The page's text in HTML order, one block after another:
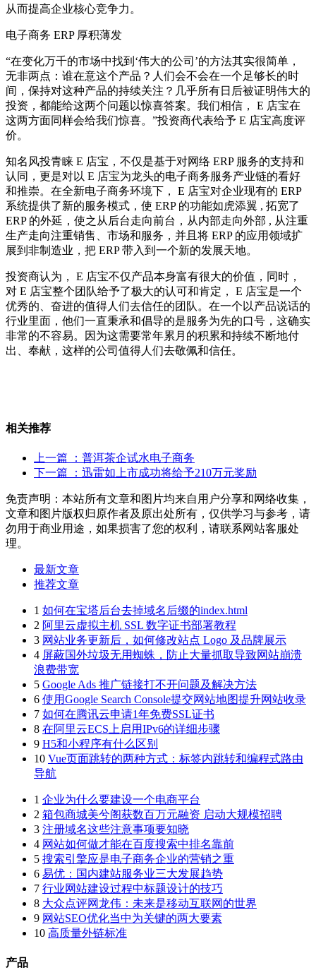
从而提高企业核心竞争力。
电子商务 ERP 厚积薄发
“在变化万千的市场中找到‘伟大的公司’的方法其实很简单，
无非两点：谁在意这个产品？人们会不会在一个足够长的时
间，保持对这种产品的持续关注？几乎所有日后被证明伟大的
投资，都能给这两个问题以惊喜答案。我们相信， E 店宝在
这两方面同样会给我们惊喜。”投资商代表给予 E 店宝高度评
价。
知名风投青睐 E 店宝，不仅是基于对网络 ERP 服务的支持和
认同，更是对以 E 店宝为龙头的电子商务服务产业链的看好
和推崇。在全新电子商务环境下， E 店宝对企业现有的 ERP
系统提供了新的服务模式，使 ERP 的功能如虎添翼 , 拓宽了
ERP 的外延，使之从后台走向前台，从内部走向外部 , 从注重
生产走向注重销售、市场和服务，并且将 ERP 的应用领域扩
展到非制造业，把 ERP 带入到一个新的发展天地。
投资商认为， E 店宝不仅产品本身富有很大的价值，同时，
对 E 店宝整个团队给予了极大的认可和肯定， E 店宝是一个
优秀的、奋进的值得人们去信任的团队。在一个以产品说话的
行业里面，他们一直秉承和倡导的是服务为先的口号，这确实
非常的不容易。因为这需要常年累月的积累和持续不断地付
出、奉献，这样的公司值得人们去敬佩和信任。
相关推荐
上一篇
：普洱茶企试水电子商务
下一篇
：迅雷如上市成功将给予210万元奖励
免责声明：本站所有文章和图片均来自用户分享和网络收集，
文章和图片版权归原作者及原出处所有，仅供学习与参考，请
勿用于商业用途，如果损害了您的权利，请联系网站客服处
理。
最新文章
推荐文章
1 如何在宝塔后台去掉域名后缀的index.html
2 阿里云虚拟主机 SSL 数字证书部署教程
3 网站业务更新后，如何修改站点 Logo 及品牌展示
4 屏蔽国外垃圾无用蜘蛛，防止大量抓取导致网站崩溃
浪费带宽
5 Google Ads 推广链接打不开问题及解决方法
6 使用Google Search Console提交网站地图提升网站收录
7 如何在腾讯云申请1年免费SSL证书
8 在阿里云ECS上启用IPv6的详细步骤
9 H5和小程序有什么区别
10 Vue页面跳转的两种方式：标签内跳转和编程式路由
导航
1 企业为什么要建设一个电商平台
2 箱包商城美兮阁获数百万元融资 启动大规模招聘
3 注册域名这些注意事项要知晓
4 网站如何做才能在百度搜索中排名靠前
5 搜索引擎应是电子商务企业的营销之重
6 易优：国内建站服务业三大发展趋势
7 行业网站建设过程中标题设计的技巧
8 大众点评网龙伟：未来是移动互联网的世界
9 网站SEO优化当中为关键的两大要素
10 高质量外链标准
产品